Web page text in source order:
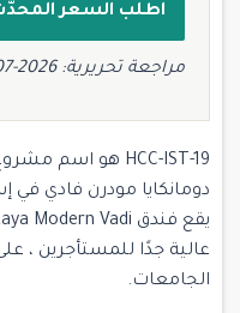
اطلب السعر
مراجعة تحريرية: 2026-07-19
دومانكايا مودرن فادي
عالية جدًا للمستأجرين ،
الجامعات.